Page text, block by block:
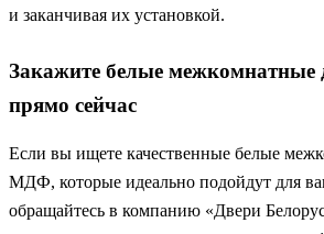
и заканчивая их установкой.
Закажите белые
прямо сейчас
Если вы ищете качественные белые
МДФ, которые идеально подойдут для
обращайтесь в компанию «Двери